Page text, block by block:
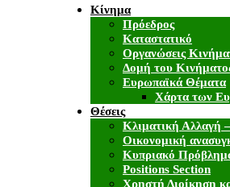
Κίνημα
Πρόεδρος
Καταστατικό
Οργανώσεις
Δομή του
Ευρωπαϊκά Θέματα
Χάρτα των
Θέσεις
Κλιματική Αλλαγή
Οικονομική
Κυπριακό
Positions Section
Χρηστή Διοίκηση